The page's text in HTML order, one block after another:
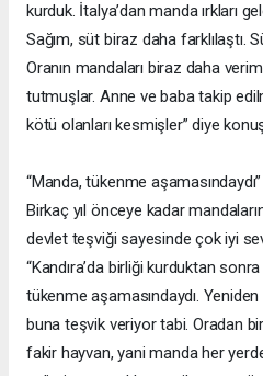
kurduk. İtalya’dan manda ırkları
Sağım, süt biraz daha farklılaştı.
Oranın mandaları biraz daha
tutmuşlar. Anne ve baba takip
kötü olanları kesmişler” diye
“Manda, tükenme aşamasındaydı”
Birkaç yıl önceye kadar
devlet teşviği sayesinde çok iyi
“Kandıra’da birliği kurduktan
tükenme aşamasındaydı.
buna teşvik veriyor tabi. Oradan
fakir hayvan, yani manda her yerde